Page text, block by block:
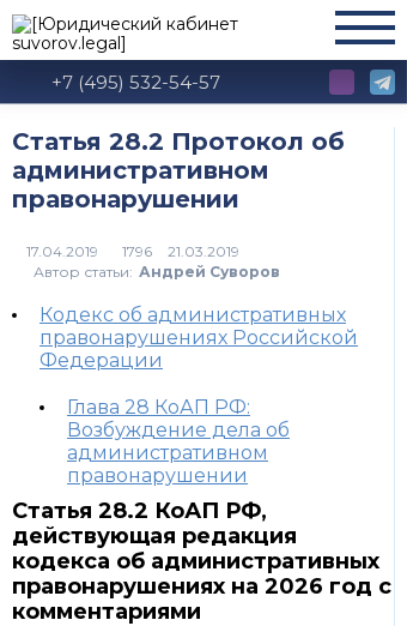
+7 (495) 532-54-57
Статья 28.2 Протокол об
административном
правонарушении
1796
Автор статьи: Андрей Суворов
Кодекс об административных
правонарушениях Российской
Федерации
Глава 28 КоАП РФ:
Возбуждение дела об
административном
правонарушении
Статья 28.2 КоАП РФ,
действующая редакция
кодекса об административных
правонарушениях на 2026 год с
комментариями